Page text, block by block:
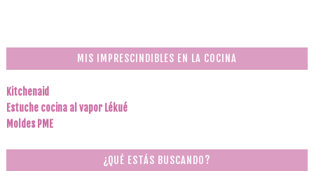
MIS IMPRESCINDIBLES EN LA COCINA
Kitchenaid
Estuche cocina al vapor Lékué
Moldes PME
¿QUÉ ESTÁS BUSCANDO?